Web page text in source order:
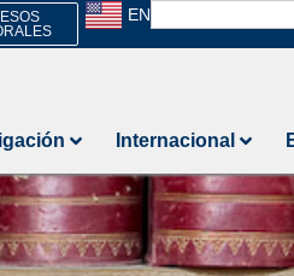
EN
Internacional